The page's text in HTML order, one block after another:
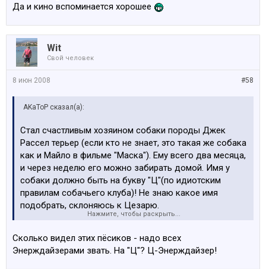
Да и кино вспоминается хорошее
Wit
Свой человек
#58
8 июн 2008
AKaToP сказал(а):
Стал счастливым хозяином собаки породы Джек
Рассел терьер (если кто не знает, это такая же собака
как и Майло в фильме "Маска"). Ему всего два месяца,
и через неделю его можно забирать домой. Имя у
собаки должно быть на букву "Ц"(по идиотским
правилам собачьего клуба)! Не знаю какое имя
подобрать, склоняюсь к Цезарю.
Нажмите, чтобы раскрыть...
Сколько видел этих пёсиков - надо всех
Энерждайзерами звать. На "Ц"? Ц-Энерждайзер!